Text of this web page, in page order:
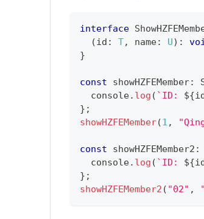
interface
(id : T, name: U) :
}
const showHZFEMember:
console. log ( ` ID: ${
} ;
showHZFEMember(1 ,
const showHZFEMember2 :
console. log ( ` ID: ${
} ;
showHZFEMember2 ( "02" ,